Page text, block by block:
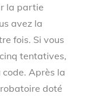
la partie
avez la
fois. Si vous
tentatives,
Après la
doté